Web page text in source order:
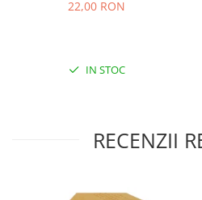
22,00 RON
IN STOC
RECENZII